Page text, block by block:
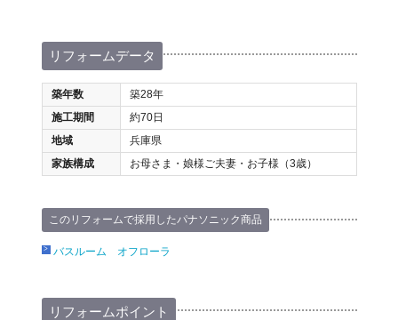
リフォームデータ
築年数
築28年
施工期間
約70日
地域
兵庫県
家族構成
お母さま・娘様ご夫妻・お子様（3歳）
このリフォームで採用したパナソニック商品
バスルーム オフローラ
リフォームポイント